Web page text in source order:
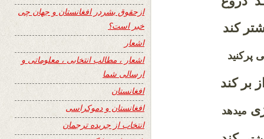
کند
پرکنید
بر کند
میدهد
ازحقوق بشردر افغانستان و جهان چی
خبر است؟
اشعار
اشعار ، مطالب انتخابی ، معلوماتی و
ارسالی شما
افغانستان
افغانستان و دموکراسی
انتخاب از جریده ترجمان